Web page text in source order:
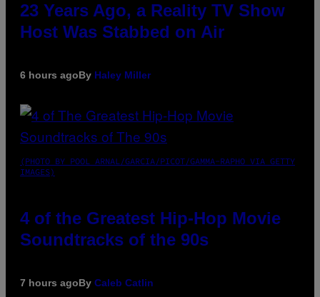
23 Years Ago, a Reality TV Show
Host Was Stabbed on Air
6 hours agoBy Haley Miller
(PHOTO BY POOL ARNAL/GARCIA/PICOT/GAMMA-RAPHO VIA GETTY
IMAGES)
4 of the Greatest Hip-Hop Movie
Soundtracks of the 90s
7 hours agoBy Caleb Catlin